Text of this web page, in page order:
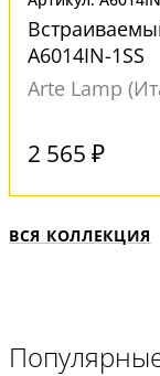
A6014IN-1SS
Arte Lamp
2 565 ₽
ВСЯ КОЛЛЕКЦИЯ